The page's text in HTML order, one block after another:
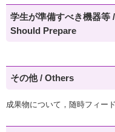
学生が準備すべき機器
Should Prepare
その他 / Others
成果物について，随時フィー